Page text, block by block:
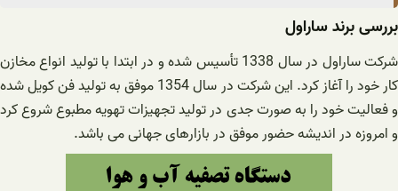
بررسی برند ساراول
شرکت ساراول در سال 1338 تأسیس شده و در ابتدا با تولید انواع مخازن
کار خود را آغاز کرد. این شرکت در سال 1354 موفق به تولید فن کویل شده
و فعالیت خود را به صورت جدی در تولید تجهیزات تهویه مطبوع شروع کرد
و امروزه در اندیشه حضور موفق در بازارهای جهانی می باشد.